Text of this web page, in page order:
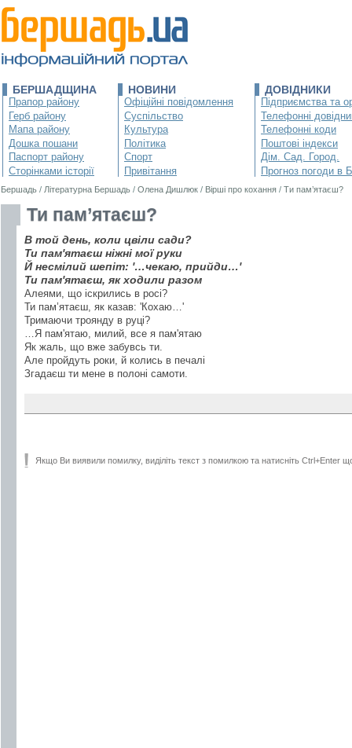
БЕРШАДЩИНА
Прапор району
Герб району
Мапа району
Дошка пошани
Паспорт району
Сторінками історії
НОВИНИ
Офіційні повідомлення
Суспільство
Культура
Політика
Спорт
Привітання
ДОВІДНИКИ
Підприємства та
Телефонні
Телефонні коди
Поштові індекси
Дім. Сад. Город.
Прогноз погоди в
Бершадь / Літературна Бершадь / Олена Дишлюк / Вірші про кохання / Ти пам’ятаєш?
Ти пам’ятаєш?
В той день, коли цвіли сади?
Ти пам'ятаєш ніжні мої руки
Й несмілий шепіт: '…чекаю, прийди…'
Ти пам'ятаєш, як ходили разом
Алеями, що іскрились в росі?
Ти пам’ятаєш, як казав: 'Кохаю…'
Тримаючи троянду в руці?
…Я пам'ятаю, милий, все я пам'ятаю
Як жаль, що вже забувсь ти.
Але пройдуть роки, й колись в печалі
Згадаєш ти мене в полоні самоти.
Якщо Ви виявили помилку, виділіть текст з помилкою та натисніть Ctrl+Enter